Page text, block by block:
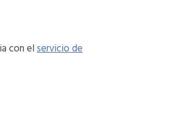
con elservicio de